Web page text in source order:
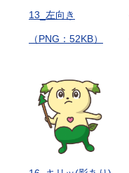
13_左向き
（PNG：52KB）